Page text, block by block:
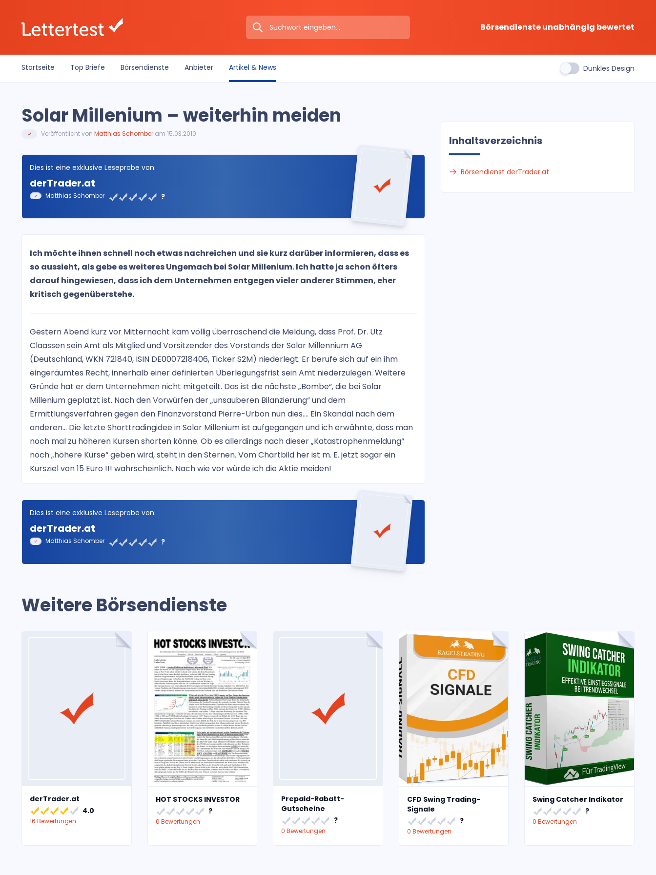
Börsendienste unabhängig bewertet
Startseite Top Briefe Börsendienste Anbieter Artikel & News Dunkles Design
Solar Millenium – weiterhin meiden
Veröffentlicht von Matthias Schomber am 15.03.2010
Dies ist eine exklusive Leseprobe von:
derTrader.at
Matthias Schomber ?
Ich möchte ihnen schnell noch etwas nachreichen und sie kurz darüber informieren, dass es
so aussieht, als gebe es weiteres Ungemach bei Solar Millenium. Ich hatte ja schon öfters
darauf hingewiesen, dass ich dem Unternehmen entgegen vieler anderer Stimmen, eher
kritisch gegenüberstehe.
Gestern Abend kurz vor Mitternacht kam völlig überraschend die Meldung, dass Prof. Dr. Utz
Claassen sein Amt als Mitglied und Vorsitzender des Vorstands der Solar Millennium AG
(Deutschland, WKN 721840, ISIN DE0007218406, Ticker S2M) niederlegt. Er berufe sich auf ein ihm
eingeräumtes Recht, innerhalb einer definierten Überlegungsfrist sein Amt niederzulegen. Weitere
Gründe hat er dem Unternehmen nicht mitgeteilt. Das ist die nächste „Bombe“, die bei Solar
Millenium geplatzt ist. Nach den Vorwürfen der „unsauberen Bilanzierung“ und dem
Ermittlungsverfahren gegen den Finanzvorstand Pierre-Urbon nun dies…. Ein Skandal nach dem
anderen… Die letzte Shorttradingidee in Solar Millenium ist aufgegangen und ich erwähnte, dass man
noch mal zu höheren Kursen shorten könne. Ob es allerdings nach dieser „Katastrophenmeldung“
noch „höhere Kurse“ geben wird, steht in den Sternen. Vom Chartbild her ist m. E. jetzt sogar ein
Kursziel von 15 Euro !!! wahrscheinlich. Nach wie vor würde ich die Aktie meiden!
Dies ist eine exklusive Leseprobe von:
derTrader.at
Matthias Schomber ?
Inhaltsverzeichnis
Börsendienst derTrader.at
Weitere Börsendienste
derTrader.at
4.0
16 Bewertungen
HOT STOCKS INVESTOR
?
0 Bewertungen
Prepaid-Rabatt-
Gutscheine
?
0 Bewertungen
CFD Swing Trading-
Signale
?
0 Bewertungen
Swing Catcher Indikator
?
0 Bewertungen